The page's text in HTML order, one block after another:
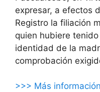
expresar, a efectos
Registro la filiación
quien hubiere
identidad de la
comprobación
>>> Más